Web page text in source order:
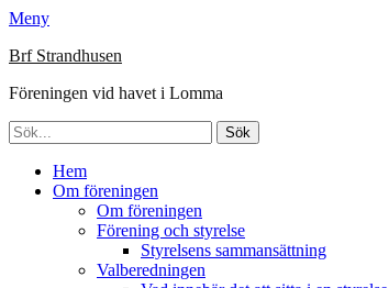
Meny
Brf Strandhusen
Föreningen vid havet i Lomma
Sök
efter:
Primär
meny
HoppaHem
Om föreningen
Om föreningen
Förening och styrelse
Styrelsens sammansättning
Valberedningen